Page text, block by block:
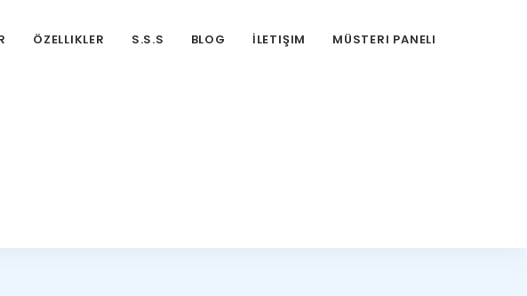
ÖZELLIKLER S.S.S BLOG İLETIŞIM MÜSTERI PANELI